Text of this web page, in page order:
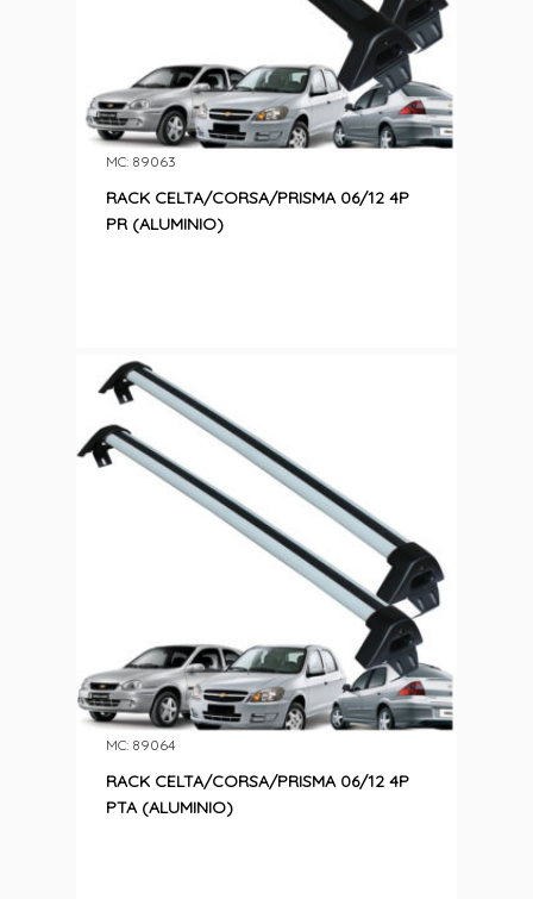
RACK CELTA/CORSA/PRISMA 06/12 4P
PR (ALUMINIO)
MC: 89063
RACK CELTA/CORSA/PRISMA 06/12 4P
PTA (ALUMINIO)
MC: 89064